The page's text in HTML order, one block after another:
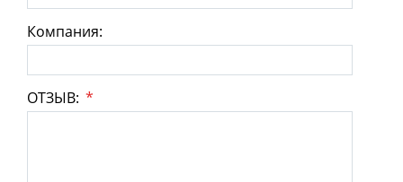
Компания:
ОТЗЫВ: *